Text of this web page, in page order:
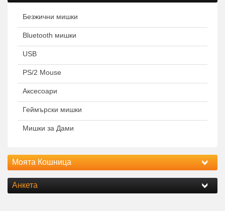
Безжични мишки
Bluetooth мишки
USB
PS/2 Mouse
Аксесоари
Геймърски мишки
Мишки за Дами
Моята Кошница
Анкета